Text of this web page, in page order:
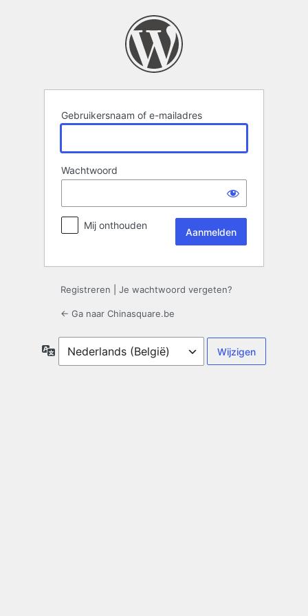
Gebruikersnaam of e-mailadres
Wachtwoord
Mij onthouden
Registreren Je wachtwoord vergeten?
← Ga naar Chinasquare.be
Taal